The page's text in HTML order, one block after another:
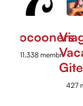
Cocooners
11.338 membri
Gite
427